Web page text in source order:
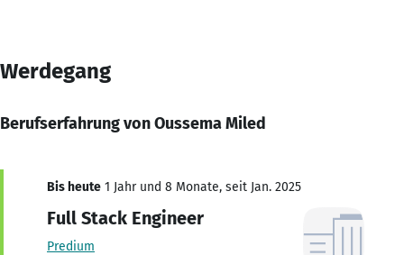
Werdegang
Berufserfahrung von Oussema Miled
Bis heute 1 Jahr und 8 Monate, seit Jan. 2025
Full Stack Engineer
Predium